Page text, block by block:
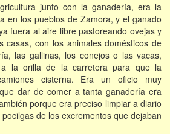
junto con la ganadería, era la
en los pueblos de Zamora, y el ganado
fuera al aire libre pastoreando ovejas y
casas, con los animales domésticos de
las gallinas, los conejos o las vacas,
la orilla de la carretera para que la
cisterna. Era un oficio muy
dar de comer a tanta ganadería era
porque era preciso limpiar a diario
de los excrementos que dejaban